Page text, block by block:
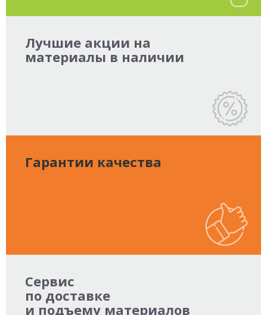
Лучшие акции на
материалы в наличии
Гарантии качества
Сервис
по доставке
и подъему материалов